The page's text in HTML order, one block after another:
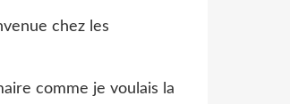
comme je voulais la